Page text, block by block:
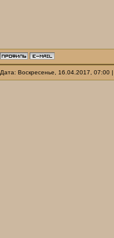
Дата: Воскресенье, 16.04.2017,